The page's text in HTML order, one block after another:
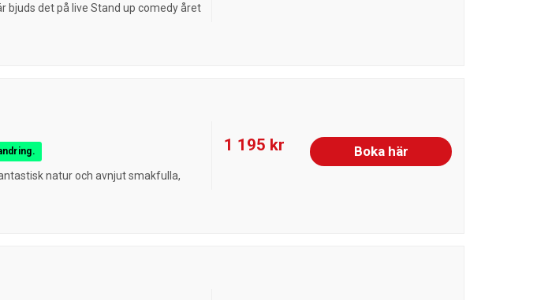
bjuds det på live Stand up comedy året
natur och avnjut smakfulla,
1 195 kr Boka här